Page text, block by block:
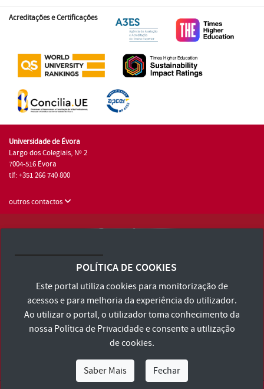
Acreditações e Certificações
Universidade de Évora
Largo dos Colegiais, Nº 2
7004-516 Évora
tlf: +351 266 740 800
outros contactos
Consulte os Termos e Condições e Política de Privacidade
Declaração de Acessibilidade
POLÍTICA DE COOKIES
Este portal utiliza cookies para monitorização de
acessos e para melhoria da experiência do utilizador.
Ao utilizar o portal, o utilizador toma conhecimento da
nossa Política de Privacidadee consente a utilização
de cookies.
Saber Mais Fechar